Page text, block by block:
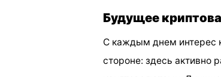
Будущее
С каждым днем интерес
стороне: здесь активно